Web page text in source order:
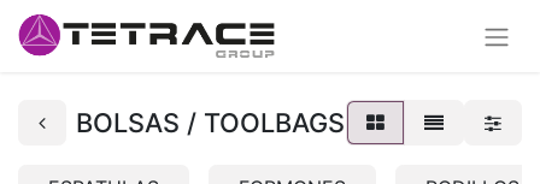
BOLSAS / TOOLBAGS